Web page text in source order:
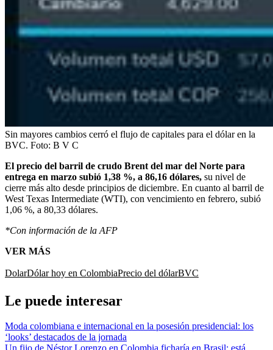
Sin mayores cambios cerró el flujo de capitales para el dólar en la
BVC. Foto: B V C
El precio del barril de crudo Brent del mar del Norte para
entrega en marzo subió 1,38 %, a 86,16 dólares, su nivel de
cierre más alto desde principios de diciembre. En cuanto al barril de
West Texas Intermediate (WTI), con vencimiento en febrero, subió
1,06 %, a 80,33 dólares.
*Con información de la AFP
VER MÁS
DolarDólar hoy en ColombiaPrecio del dólarBVC
Le puede interesar
Moda colombiana e internacional en la posesión presidencial: los
‘looks’ destacados de la jornada